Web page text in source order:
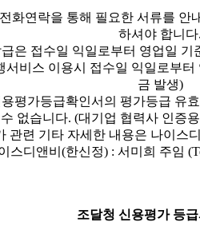
화연락을 통해 필요한 서류를 안
하셔야 합니
은 접수일 익일로부터 영업일
서비스 이용시 접수일 익일로부
금 발생)
평가등급확인서의 평가등급 유
없습니다. (대기업 협력사 인증
관련 기타 자세한 내용은 나이스
스디앤비(한신정) : 서미희 주임
조달청 신용평가 등